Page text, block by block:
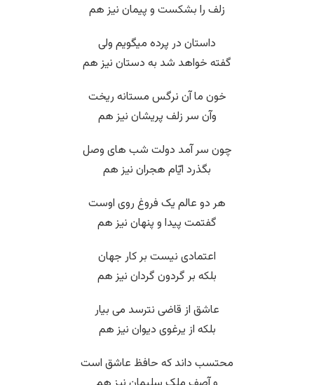
زلف را بشکست و پیمان نیز هم
داستان در پرده میگویم ولی
گفته خواهد شد به دستان نیز هم
خون ما آن نرگس مستانه ریخت
وآن سر زلف پریشان نیز هم
چون سر آمد دولت شب های وصل
بگذرد ایّام هجران نیز هم
هر دو عالم یک فروغ روی اوست
گفتمت پیدا و پنهان نیز هم
اعتمادی نیست بر کار جهان
بلکه بر گردون گردان نیز هم
عاشق از قاضی نترسد می بیار
بلکه از یرغوی دیوان نیز هم
محتسب داند که حافظ عاشق است